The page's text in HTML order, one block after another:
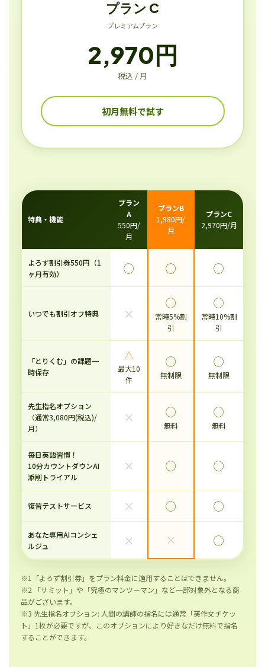
プラン C
プレミアムプラン
2,970円
税込 / 月
初月無料で試す
特典・機能
プラン
A
550円/
月
プランB
1,980円/
月
プランC
2,970円/月
よろず割引券550円（1
ヶ月有効）
◯ ◯ ◯
いつでも割引オフ特典 ×
◯
常時5%割
引
◯
常時10%割
引
「とりくむ」の課題一
時保存
△
最大10
件
◯
無制限
◯
無制限
先生指名オプション
（通常3,080円(税込)/
月）
× ◯
無料
◯
無料
毎日英語習慣！
10分カウントダウンAI
添削トライアル
× ◯ ◯
復習テストサービス × ◯ ◯
あなた専用AIコンシェ
ルジュ
× × ◯
※1「よろず割引券」をプラン料金に適用することはできません。
※2 「サミット」や「究極のマンツーマン」など一部対象外となる商
品がございます。
※3 先生指名オプション: 人間の講師の指名には通常「英作文チケッ
ト」1枚が必要ですが、このオプションにより好きなだけ無料で指名
することができます。